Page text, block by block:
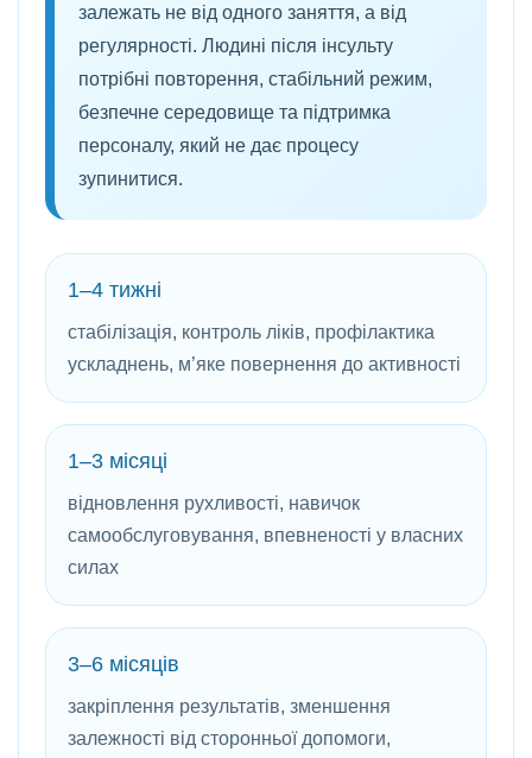
залежать не від одного заняття, а від
регулярності. Людині після інсульту
потрібні повторення, стабільний режим,
безпечне середовище та підтримка
персоналу, який не дає процесу
зупинитися.
1–4 тижні
стабілізація, контроль ліків, профілактика
ускладнень, м’яке повернення до активності
1–3 місяці
відновлення рухливості, навичок
самообслуговування, впевненості у власних
силах
3–6 місяців
закріплення результатів, зменшення
залежності від сторонньої допомоги,